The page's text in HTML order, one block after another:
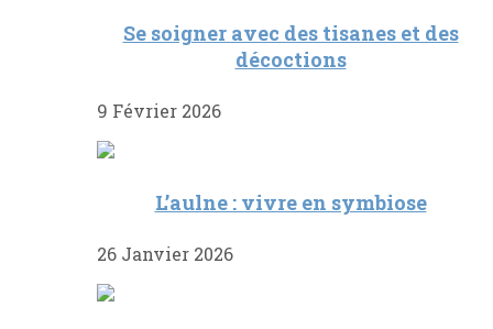
Se soigner avec des tisanes et des
décoctions
9 Février 2026
L’aulne : vivre en symbiose
26 Janvier 2026